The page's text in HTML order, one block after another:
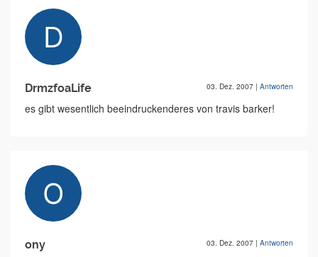
DrmzfoaLife 03. Dez. 2007 | Antworten
es gibt wesentlich beeindruckenderes von travis barker!
ony 03. Dez. 2007 | Antworten